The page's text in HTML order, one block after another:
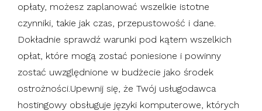
opłaty, możesz zaplanować wszelkie istotne
czynniki, takie jak czas, przepustowość i dane.
Dokładnie sprawdź warunki pod kątem wszelkich
opłat, które mogą zostać poniesione i powinny
zostać uwzględnione w budżecie jako środek
ostrożności.Upewnij się, że Twój usługodawca
hostingowy obsługuje języki komputerowe, których